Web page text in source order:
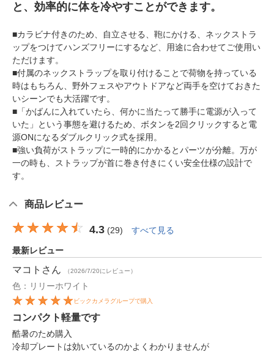
と、効率的に体を冷やすことができます。
■カラビナ付きのため、自立させる、鞄にかける、ネックストラ
ップをつけてハンズフリーにするなど、用途に合わせてご使用い
ただけます。
■付属のネックストラップを取り付けることで荷物を持っている
時はもちろん、野外フェスやアウトドアなど両手を空けておきた
いシーンでも大活躍です。
■「かばんに入れていたら、何かに当たって勝手に電源が入って
いた」という事態を避けるため、ボタンを2回クリックすると電
源ONになるダブルクリック式を採用。
■強い負荷がストラップに一時的にかかるとパーツが分離。万が
一の時も、ストラップが首に巻き付きにくい安全仕様の設計で
す。
商品レビュー
4.3 (29) すべて見る
最新レビュー
マコト さん （2026/7/20にレビュー）
色：リリーホワイト
ビックカメラグループで購入
コンパクト軽量です
酷暑のため購入
冷却プレートは効いているのかよくわかりませんが